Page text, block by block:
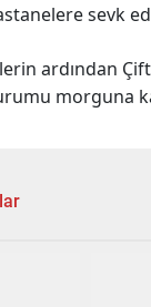
sevk
ardından
morguna